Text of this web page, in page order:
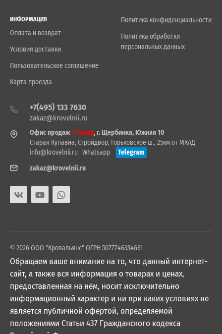
ИНФОРМАЦИЯ
Оплата и возврат
Условия доставки
Пользовательское соглашение
Карта проезда
Политика конфиденциальности
Политика обработки
персональных данных
+7(495) 133 7630
zakaz@krovelnii.ru
Офис продаж+ Склад, г. Щербинка, Южная 10
Старая Купавна, Стройдвор, Горьковское ш., 25км от МКАД
info@krovelnii.ru Whatsapp
Telegram
zakaz@krovelnii.ru
© 2026 ООО "Кровальянс" ОГРН 5077746334661
Обращаем ваше внимание на то, что данный интернет-
сайт, а также вся информация о товарах и ценах,
предоставленная на нём, носит исключительно
информационный характер и ни при каких условиях не
является публичной офертой, определяемой
положениями Статьи 437 Гражданского кодекса